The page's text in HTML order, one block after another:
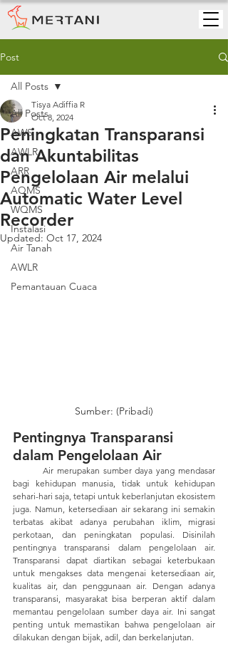
Post
All Posts
AWS
AWLR
ARR
AQMS
WQMS
Instalasi
Air Tanah
AWLR
Pemantauan Cuaca
All Posts
Peningkatan Transparansi
dan Akuntabilitas
Pengelolaan Air melalui
Automatic Water Level
Recorder
Tisya Adiffia R
Oct 8, 2024
Updated: Oct 17, 2024
Sumber: (Pribadi)
Pentingnya Transparansi
dalam Pengelolaan Air
bagi kehidupan manusia, tidak untuk kehidupan
sehari-hari saja, tetapi untuk keberlanjutan ekosistem
juga. Namun, ketersediaan air sekarang ini semakin
terbatas akibat adanya perubahan iklim, migrasi
perkotaan, dan peningkatan populasi. Disinilah
pentingnya transparansi dalam pengelolaan air.
Transparansi dapat diartikan sebagai keterbukaan
untuk mengakses data mengenai ketersediaan air,
kualitas air, dan penggunaan air. Dengan adanya
transparansi, masyarakat bisa berperan aktif dalam
memantau pengelolaan sumber daya air. Ini sangat
penting untuk memastikan bahwa pengelolaan air
dilakukan dengan bijak, adil, dan berkelanjutan.